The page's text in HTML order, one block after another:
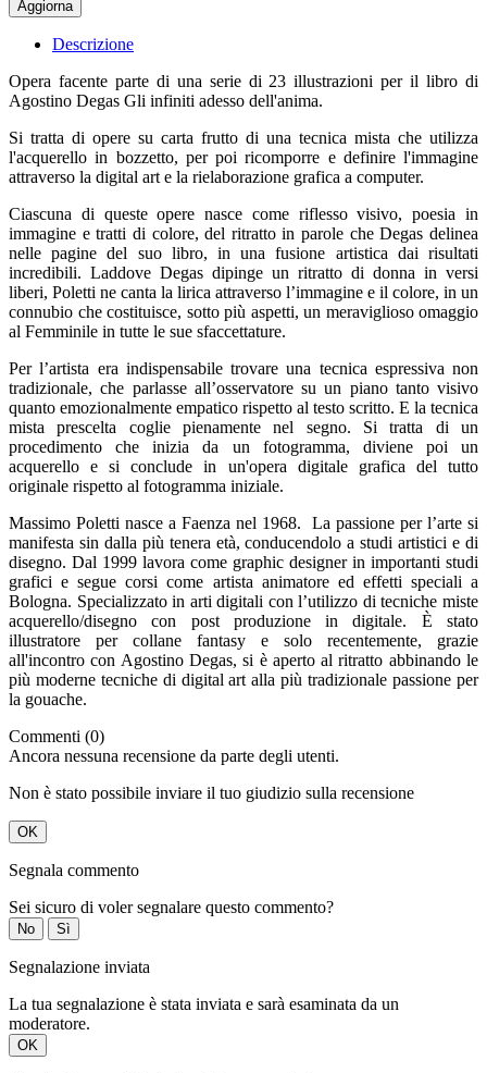
Descrizione
Opera facente parte di una serie di 23 illustrazioni per il libro di
Agostino Degas Gli infiniti adesso dell'anima.
Si tratta di opere su carta frutto di una tecnica mista che utilizza
l'acquerello in bozzetto, per poi ricomporre e definire l'immagine
attraverso la digital art e la rielaborazione grafica a computer.
Ciascuna di queste opere nasce come riflesso visivo, poesia in
immagine e tratti di colore, del ritratto in parole che Degas delinea
nelle pagine del suo libro, in una fusione artistica dai risultati
incredibili. Laddove Degas dipinge un ritratto di donna in versi
liberi, Poletti ne canta la lirica attraverso l’immagine e il colore, in un
connubio che costituisce, sotto più aspetti, un meraviglioso omaggio
al Femminile in tutte le sue sfaccettature.
Per l’artista era indispensabile trovare una tecnica espressiva non
tradizionale, che parlasse all’osservatore su un piano tanto visivo
quanto emozionalmente empatico rispetto al testo scritto. E la tecnica
mista prescelta coglie pienamente nel segno. Si tratta di un
procedimento che inizia da un fotogramma, diviene poi un
acquerello e si conclude in un'opera digitale grafica del tutto
originale rispetto al fotogramma iniziale.
Massimo Poletti nasce a Faenza nel 1968. La passione per l’arte si
manifesta sin dalla più tenera età, conducendolo a studi artistici e di
disegno. Dal 1999 lavora come graphic designer in importanti studi
grafici e segue corsi come artista animatore ed effetti speciali a
Bologna. Specializzato in arti digitali con l’utilizzo di tecniche miste
acquerello/disegno con post produzione in digitale. È stato
illustratore per collane fantasy e solo recentemente, grazie
all'incontro con Agostino Degas, si è aperto al ritratto abbinando le
più moderne tecniche di digital art alla più tradizionale passione per
la gouache.
Commenti (0)
Ancora nessuna recensione da parte degli utenti.
Non è stato possibile inviare il tuo giudizio sulla recensione
OK
Segnala commento
Sei sicuro di voler segnalare questo commento?
No Sì
Segnalazione inviata
La tua segnalazione è stata inviata e sarà esaminata da un
moderatore.
OK